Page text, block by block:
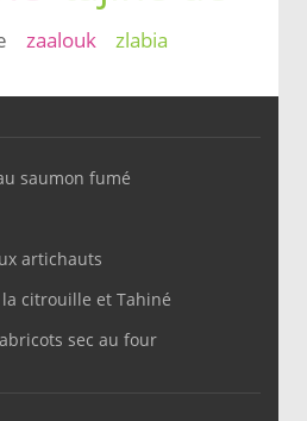
zaalouk zlabia
saumon fumé
artichauts
citrouille et Tahiné
sec au four